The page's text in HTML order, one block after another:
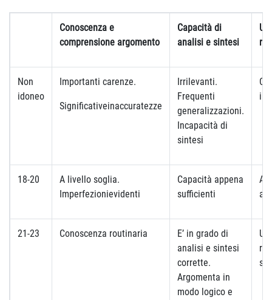
Conoscenza e
comprensione argomento
Capacità di
analisi e sintesi
Non
idoneo
Importanti carenze.
Significativeinaccuratezze
Irrilevanti.
Frequenti
generalizzazioni.
Incapacità di
sintesi
18-20
A livello soglia.
Imperfezionievidenti
Capacità appena
sufficienti
21-23 Conoscenza routinaria
E’ in grado di
analisi e sintesi
corrette.
Argomenta in
modo logico e